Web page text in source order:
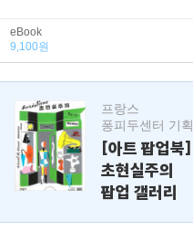
eBook
9,100원
프랑스
퐁피두센터 기획
[아트 팝업북]
초현실주의
팝업 갤러리